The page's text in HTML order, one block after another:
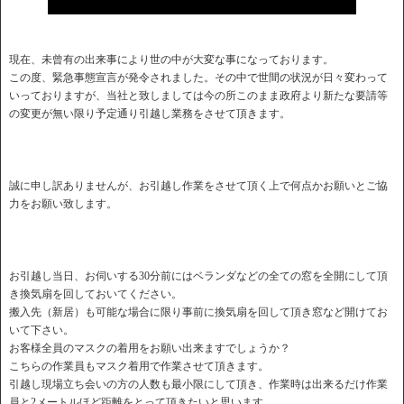
現在、未曾有の出来事により世の中が大変な事になっております。
この度、緊急事態宣言が発令されました。その中で世間の状況が日々変わって
いっておりますが、当社と致しましては今の所このまま政府より新たな要請等
の変更が無い限り予定通り引越し業務をさせて頂きます。
誠に申し訳ありませんが、お引越し作業をさせて頂く上で何点かお願いとご協
力をお願い致します。
お引越し当日、お伺いする30分前にはベランダなどの全ての窓を全開にして頂
き換気扇を回しておいてください。
搬入先（新居）も可能な場合に限り事前に換気扇を回して頂き窓など開けてお
いて下さい。
お客様全員のマスクの着用をお願い出来ますでしょうか？
こちらの作業員もマスク着用で作業させて頂きます。
引越し現場立ち会いの方の人数も最小限にして頂き、作業時は出来るだけ作業